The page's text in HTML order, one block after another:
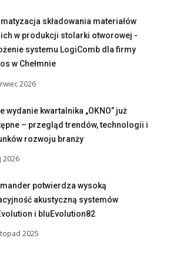
składowania materiałów
w produkcji stolarki otworowej -
systemu LogiComb dla firmy
w Chełmnie
2026
wydanie kwartalnika „OKNO” już
– przegląd trendów, technologii i
rozwoju branży
2026
potwierdza wysoką
akustyczną systemów
i bluEvolution82
2025